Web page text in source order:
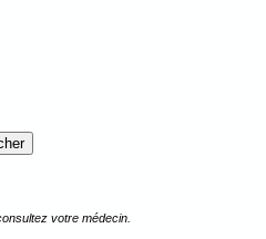
votre médecin.